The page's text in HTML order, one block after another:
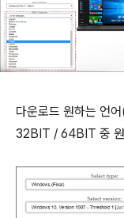
다운로드 원하는 언
32BIT / 64BIT 중 원